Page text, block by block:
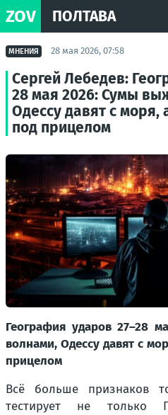
ZOV ПОЛТАВА
МНЕНИЯ 28 мая 2026, 07:58
Сергей Лебедев:
28 мая 2026: Сумы
Одессу давят с моря,
под прицелом
География ударов 27–28
волнами, Одессу давят с
прицелом
Всё больше признаков
тестирует не